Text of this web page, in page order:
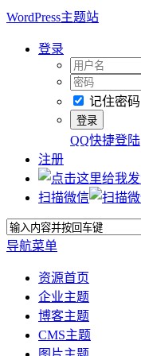
WordPress主题站
登录
记住密码
QQ快捷登陆
注册
扫描微信
导航菜单
资源首页
企业主题
博客主题
CMS主题